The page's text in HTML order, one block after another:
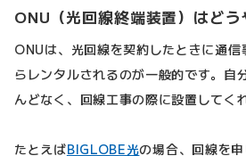
ONU（光回線終端装置）はどう
ONUは、光回線を契約したときに通
らレンタルされるのが一般的です。自
んどなく、回線工事の際に設置してく
たとえばBIGLOBE光の場合、回線を